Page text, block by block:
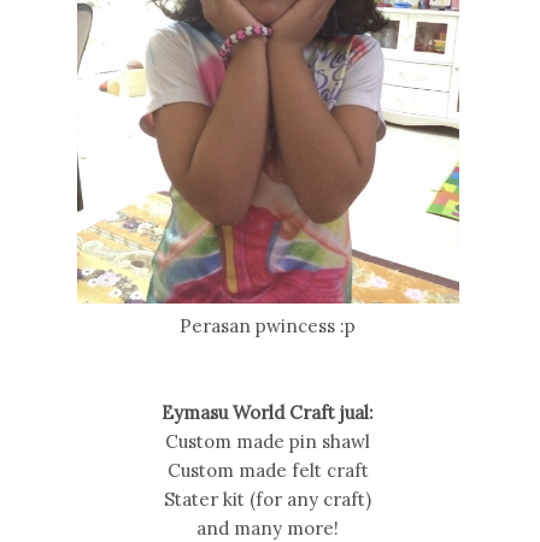
Perasan pwincess :p
Eymasu World Craft jual:
Custom made pin shawl
Custom made felt craft
Stater kit (for any craft)
and many more!